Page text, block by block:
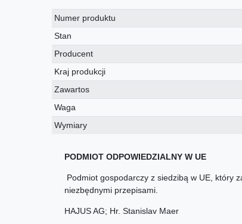
Charakterystyka
techniczna
Wartość
Numer produktu
Stan
Producent
Kraj produkcji
Zawartos
Waga
Wymiary
PODMIOT ODPOWIEDZIALNY W UE
Podmiot gospodarczy z siedzibą w UE, który
niezbędnymi przepisami.
HAJUS AG; Hr. Stanislav Maer